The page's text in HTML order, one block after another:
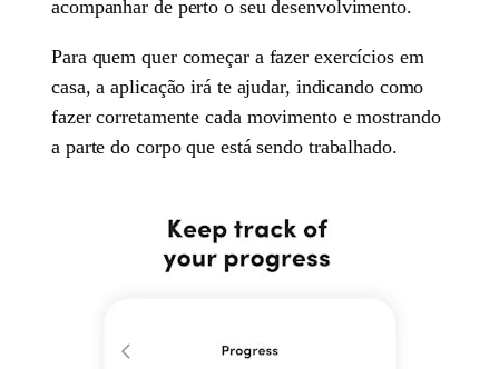
acompanhar de perto o seu desenvolvimento.
Para quem quer começar a fazer exercícios em
casa, a aplicação irá te ajudar, indicando como
fazer corretamente cada movimento e mostrando
a parte do corpo que está sendo trabalhado.